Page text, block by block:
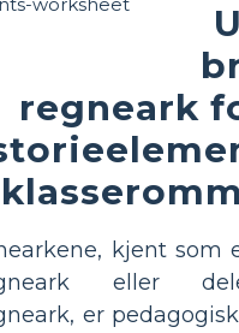
regneark
kjent som
eller
er